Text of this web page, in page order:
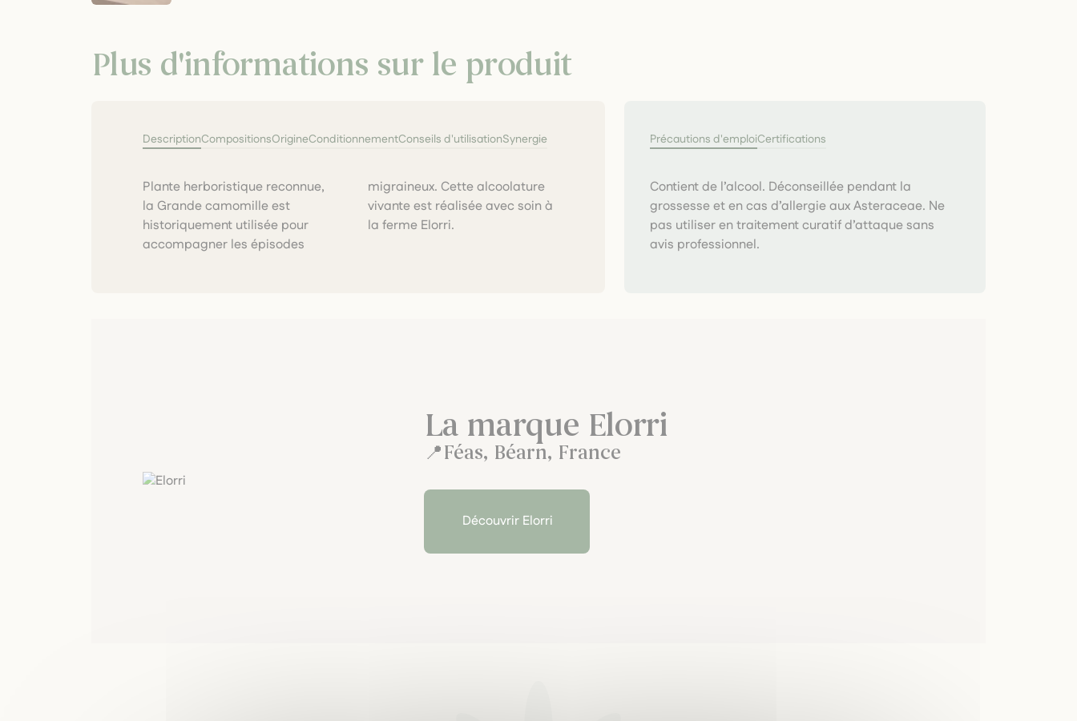
Plus d'informations sur le produit
DescriptionCompositionsOrigineConditionnementConseils d'utilisationSynergie
Plante herboristique reconnue,
la Grande camomille est
historiquement utilisée pour
accompagner les épisodes
migraineux. Cette alcoolature
vivante est réalisée avec soin à
la ferme Elorri.
Précautions d'emploiCertifications
Contient de l’alcool. Déconseillée pendant la
grossesse et en cas d’allergie aux Asteraceae. Ne
pas utiliser en traitement curatif d’attaque sans
avis professionnel.
La marque Elorri
Féas, Béarn, France
Découvrir Elorri